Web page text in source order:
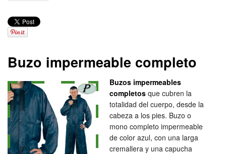
Buzo impermeable completo
Buzos impermeables
completos que cubren la
totalidad del cuerpo, desde la
cabeza a los pies. Buzo o
mono completo impermeable
de color azul, con una larga
cremallera y una capucha